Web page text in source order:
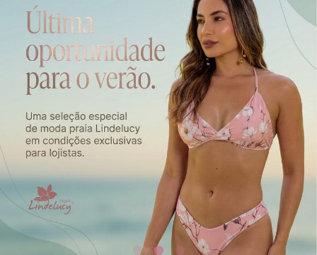
CONJUNTO
CONJUNTO BIQUÍNI
PIJAMA DE VERÃO
ROBE
TOP
TODOS DE OUTLET